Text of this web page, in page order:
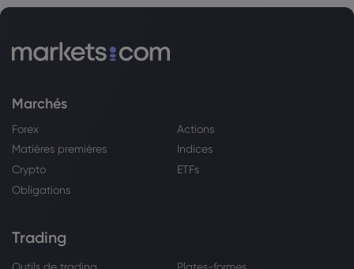
Marchés
Forex
Actions
Matières premières
Indices
Crypto
ETFs
Obligations
Trading